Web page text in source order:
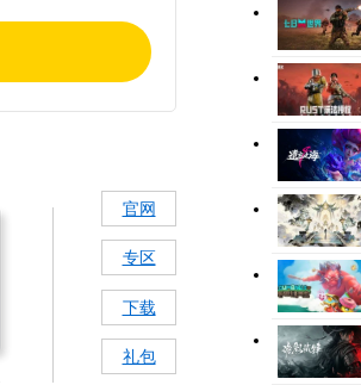
官网
专区
下载
礼包